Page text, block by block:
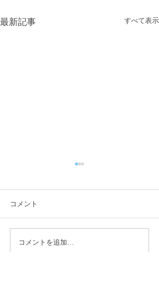
最新記事 すべて表示
【行政視察】愛媛県西予
コメント
コメントを追加…